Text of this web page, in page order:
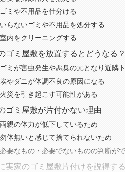
ゴミや不用品を仕分ける
いらないゴミや不用品を処分する
室内をクリーニングする
ゴミ屋敷を放置するとどうなる？
ゴミが害虫発生や悪臭の元となり近隣
埃やダニが体調不良の原因になる
火災を引き起こす可能性がある
ゴミ屋敷が片付かない理由
両親の体力が低下しているため
勿体無いと感じて捨てられないため
必要なもの・必要でないものの判断が
実家のゴミ屋敷片付けを説得す